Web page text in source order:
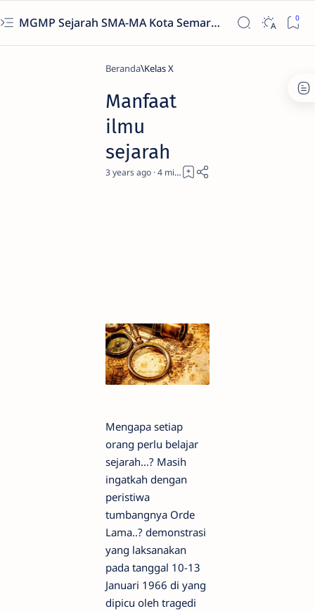
MGMP Sejarah SMA-MA Kota Semarang
Beranda Kelas X
Manfaat
ilmu
sejarah
3 years ago 4
Mengapa setiap
orang perlu belajar
sejarah…? Masih
ingatkah dengan
peristiwa
tumbangnya Orde
Lama..? demonstrasi
yang laksanakan
pada tanggal 10-13
Januari 1966 di yang
dipicu oleh tragedi